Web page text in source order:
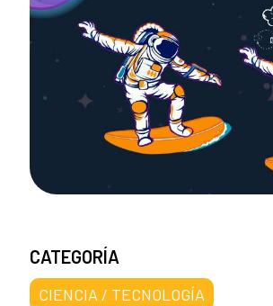
CATEGORÍA
CIENCIA / TECNOLOGÍA